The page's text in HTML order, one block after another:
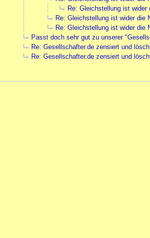
Re: Gleichstellung ist wider
Re: Gleichstellung ist wider die
Re: Gleichstellung ist wider die
Passt doch sehr gut zu unserer
Re: Gesellschafter.de zensiert und
Re: Gesellschafter.de zensiert und